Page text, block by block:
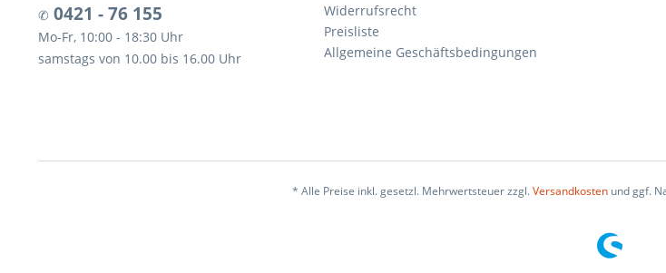
✆ 0421 - 76 155
Mo-Fr, 10:00 - 18:30 Uhr
samstags von 10.00 bis 16.00 Uhr
Widerrufsrecht
Preisliste
Allgemeine Geschäftsbedingungen
* Alle Preise inkl. gesetzl. Mehrwertsteuer zzgl.Versandkostenund ggf.